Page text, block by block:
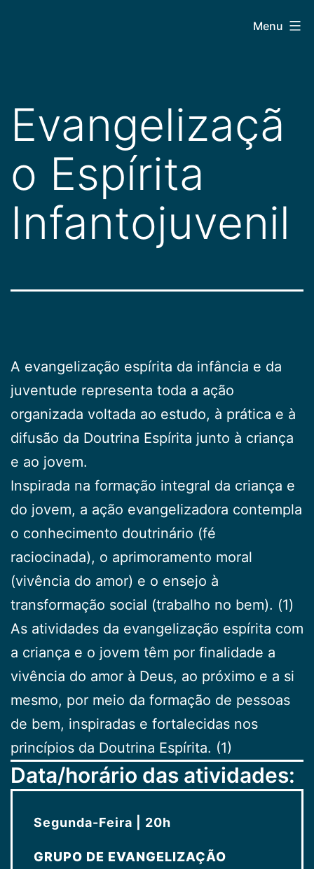
Menu
Evangelizaçã
o Espírita
Infantojuvenil
A evangelização espírita da infância e da
juventude representa toda a ação
organizada voltada ao estudo, à prática e à
difusão da Doutrina Espírita junto à criança
e ao jovem.
Inspirada na formação integral da criança e
do jovem, a ação evangelizadora contempla
o conhecimento doutrinário (fé
raciocinada), o aprimoramento moral
(vivência do amor) e o ensejo à
transformação social (trabalho no bem). (1)
As atividades da evangelização espírita com
a criança e o jovem têm por finalidade a
vivência do amor à Deus, ao próximo e a si
mesmo, por meio da formação de pessoas
de bem, inspiradas e fortalecidas nos
princípios da Doutrina Espírita. (1)
Data/horário das atividades:
Segunda-Feira | 20h
GRUPO DE EVANGELIZAÇÃO